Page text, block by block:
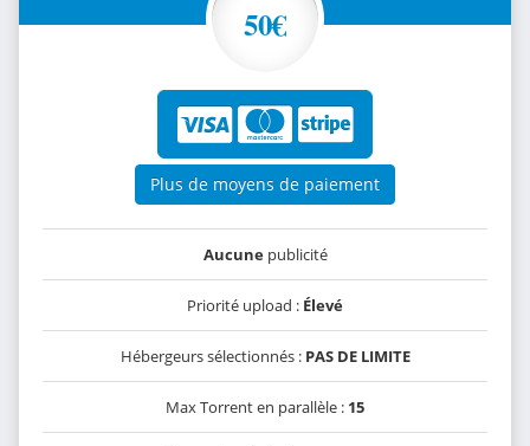
50€
Plus de moyens de paiement
Aucunepublicité
Priorité upload : Élevé
Hébergeurs sélectionnés : PAS DE LIMITE
Max Torrent en parallèle : 15